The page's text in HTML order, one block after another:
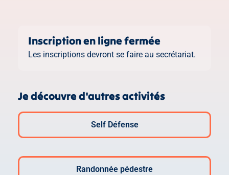
Inscription en ligne fermée
Les inscriptions devront se faire au secrétariat.
Je découvre d'autres activités
Self Défense
Randonnée pédestre